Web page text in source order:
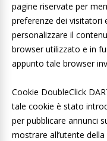
pagine riservate per
preferenze dei visitatori
personalizzare il
browser utilizzato e in
appunto tale browser
Cookie DoubleClick
tale cookie è stato
per pubblicare annunci
mostrare all’utente